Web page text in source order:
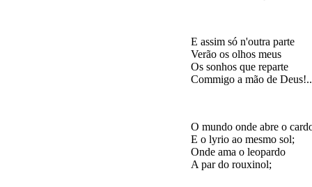
E assim só n'outra parte
Verão os olhos meus
Os sonhos que reparte
O mundo onde abre o
E o lyrio ao mesmo sol;
Onde ama o leopardo